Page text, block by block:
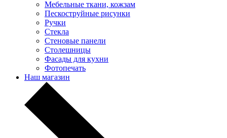
Мебельные ткани, кожзам
Пескоструйные рисунки
Ручки
Стекла
Стеновые панели
Столешницы
Фасады для кухни
Фотопечать
Наш магазин